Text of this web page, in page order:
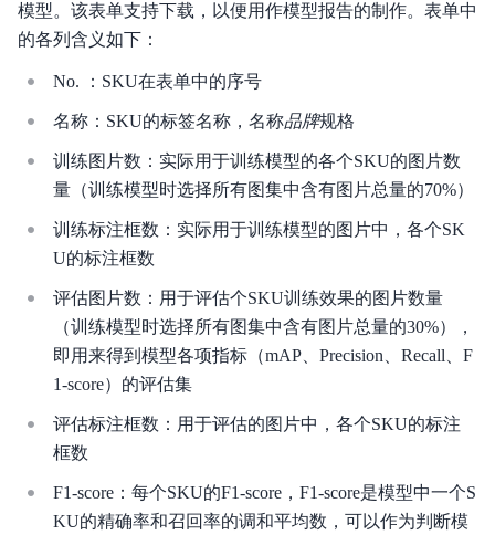
模型。该表单支持下载，以便用作模型报告的制作。表单中
的各列含义如下：
No. ：SKU在表单中的序号
名称：SKU的标签名称，名称品牌规格
训练图片数：实际用于训练模型的各个SKU的图片数
量（训练模型时选择所有图集中含有图片总量的70%）
训练标注框数：实际用于训练模型的图片中，各个SK
U的标注框数
评估图片数：用于评估个SKU训练效果的图片数量
（训练模型时选择所有图集中含有图片总量的30%），
即用来得到模型各项指标（mAP、Precision、Recall、F
1-score）的评估集
评估标注框数：用于评估的图片中，各个SKU的标注
框数
F1-score：每个SKU的F1-score，F1-score是模型中一个S
KU的精确率和召回率的调和平均数，可以作为判断模